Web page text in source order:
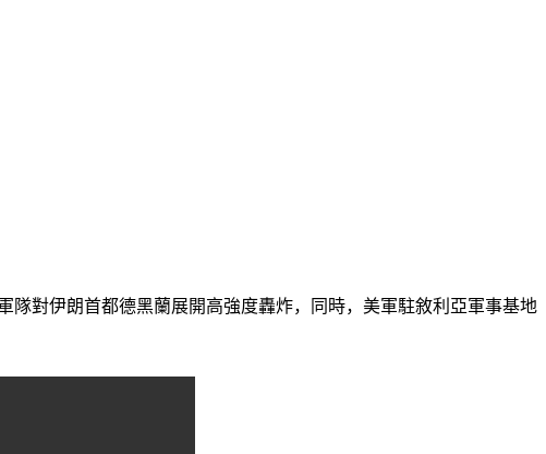
隊對伊朗首都德黑蘭展開高強度轟炸，同時，美軍駐敘利亞軍事基地